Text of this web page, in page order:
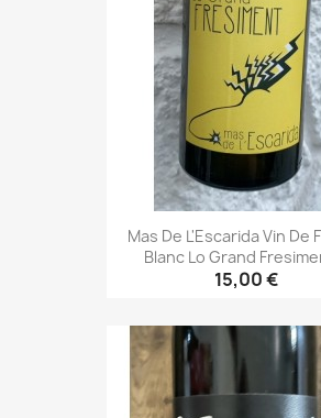
Mas De L'Escarida Vin De
Blanc Lo Grand
15,00 €